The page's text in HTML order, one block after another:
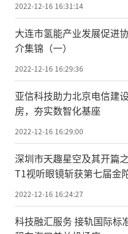
2022-12-16 16:31:14
大连市氢能产业发展促进
介集锦（一）
2022-12-16 16:29:36
亚信科技助力北京电信建
房，夯实数智化基座
2022-12-16 16:29:00
深圳市天趣星空及其开篇
T1视听眼镜斩获第七届金
2022-12-16 16:24:27
科技融汇服务 接轨国际标